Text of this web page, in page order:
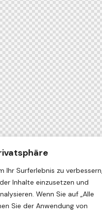
Ihr Surferlebnis zu
Inhalte einzusetzen und
Wenn Sie auf „Alle
Sie der Anwendung von